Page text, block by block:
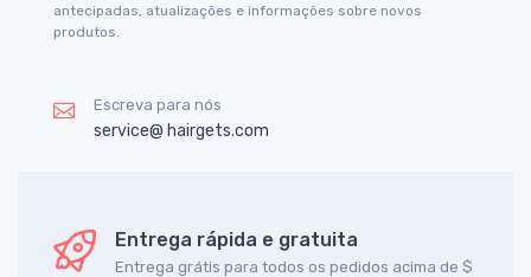
antecipadas, atualizações e informações sobre novos
produtos.
Escreva para nós
service@ hairgets.com
Entrega rápida e gratuita
Entrega grátis para todos os pedidos acima de $